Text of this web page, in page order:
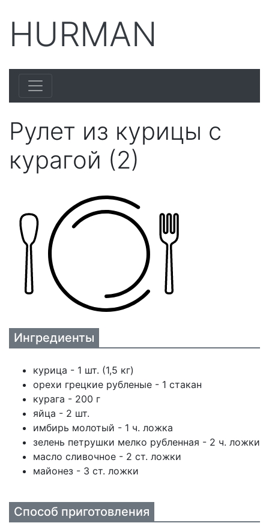
HURMAN
Рулет из курицы с
курагой (2)
Ингредиенты
курица - 1 шт. (1,5 кг)
орехи грецкие рубленые - 1 стакан
курага - 200 г
яйца - 2 шт.
имбирь молотый - 1 ч. ложка
зелень петрушки мелко рубленная - 2 ч. ложки
масло сливочное - 2 ст. ложки
майонез - 3 ст. ложки
Способ приготовления